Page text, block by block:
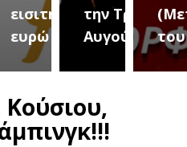
εισιτήριο 2
ευρώ
την Τρίτη 18
Αυγούστουτου